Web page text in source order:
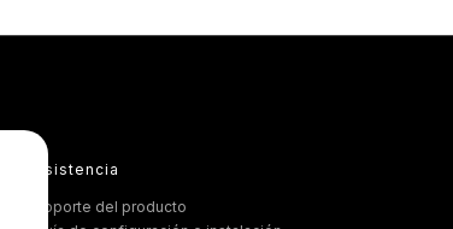
Asistencia
Soporte del producto